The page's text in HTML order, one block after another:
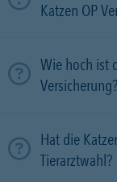
Katzen OP
Wie hoch ist
Versicherung?
Hat die
Tierarztwahl?